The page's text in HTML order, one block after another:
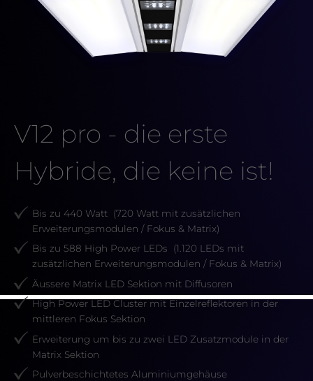
V12 pro - die erste
Hybride, die keine ist!
Bis zu 440 Watt (720 Watt mit zusätzlichen
Erweiterungsmodulen / Fokus & Matrix)
Bis zu 588 High Power LEDs (1.120 LEDs mit
zusätzlichen Erweiterungsmodulen / Fokus & Matrix)
Äussere Matrix LED Sektion mit Diffusoren
High Power LED Cluster mit Einzelreflektoren in der
mittleren Fokus Sektion
Erweiterung um bis zu zwei LED Zusatzmodule in der
Matrix Sektion
Pulverbeschichtetes Aluminiumgehäuse